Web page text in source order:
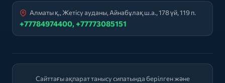
Алматы қ., Жетісу ауданы, Айнабұлақ ш.а., 178 үй, 119 п.
+77784974400, +77773085151
Сайттағы ақпарат танысу сипатында берілген және